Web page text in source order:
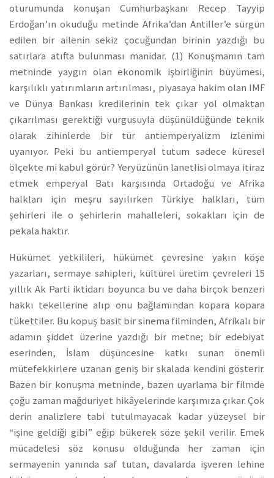
oturumunda konuşan Cumhurbaşkanı Recep Tayyip
Erdoğan’ın okuduğu metinde Afrika’dan Antiller’e sürgün
edilen bir ailenin sekiz çocuğundan birinin yazdığı bu
satırlara atıfta bulunması manidar. (1) Konuşmanın tam
metninde yaygın olan ekonomik işbirliğinin büyümesi,
karşılıklı yatırımların artırılması, piyasaya hakim olan IMF
ve Dünya Bankası kredilerinin tek çıkar yol olmaktan
çıkarılması gerektiği vurgusuyla düşünüldüğünde teknik
olarak zihinlerde bir tür antiemperyalizm izlenimi
uyanıyor. Peki bu antiemperyal tutum sadece küresel
ölçekte mi kabul görür? Yeryüzünün lanetlisi olmaya itiraz
etmek emperyal Batı karşısında Ortadoğu ve Afrika
halkları için meşru sayılırken Türkiye halkları, tüm
şehirleri ile o şehirlerin mahalleleri, sokakları için de
pekala haktır.
Hükümet yetkilileri, hükümet çevresine yakın köşe
yazarları, sermaye sahipleri, kültürel üretim çevreleri 15
yıllık Ak Parti iktidarı boyunca bu ve daha birçok benzeri
hakkı tekellerine alıp onu bağlamından kopara kopara
tükettiler. Bu kopuş basit bir sinema filminden, Afrikalı bir
adamın şiddet üzerine yazdığı bir metne; bir edebiyat
eserinden, İslam düşüncesine katkı sunan önemli
mütefekkirlere uzanan geniş bir skalada kendini gösterir.
Bazen bir konuşma metninde, bazen uyarlama bir filmde
çoğu zaman mağduriyet hikâyelerinde karşımıza çıkar. Çok
derin analizlere tabi tutulmayacak kadar yüzeysel bir
“işine geldiği gibi” eğip bükerek söze şekil verilir. Emek
mücadelesi söz konusu olduğunda her zaman için
sermayenin yanında saf tutan, davalarda işveren lehine